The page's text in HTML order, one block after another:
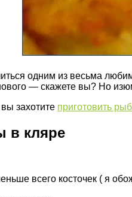
одним из весьма
— скажете вы? Но
захотите приготовить
в кляре
всего косточек ( я